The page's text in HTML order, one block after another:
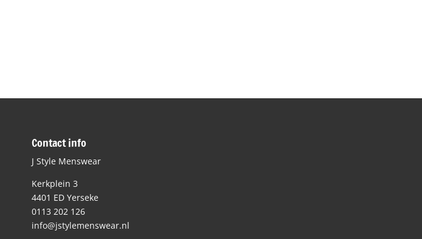
Contact info
J Style Menswear
Kerkplein 3
4401 ED Yerseke
0113 202 126
info@jstylemenswear.nl